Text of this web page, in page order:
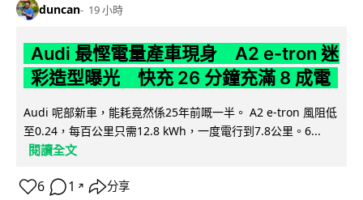
duncan 19 小時
Audi 最慳電量產車現身 A2 e-tron 迷
彩造型曝光 快充 26 分鐘充滿 8 成電
Audi 呢部新車，能耗竟然係25年前嘅一半。 A2 e-tron 風阻低
至0.24，每百公里只需12.8 kWh，一度電行到7.8公里。6...
閱讀全文
6 1 ↗ 分享